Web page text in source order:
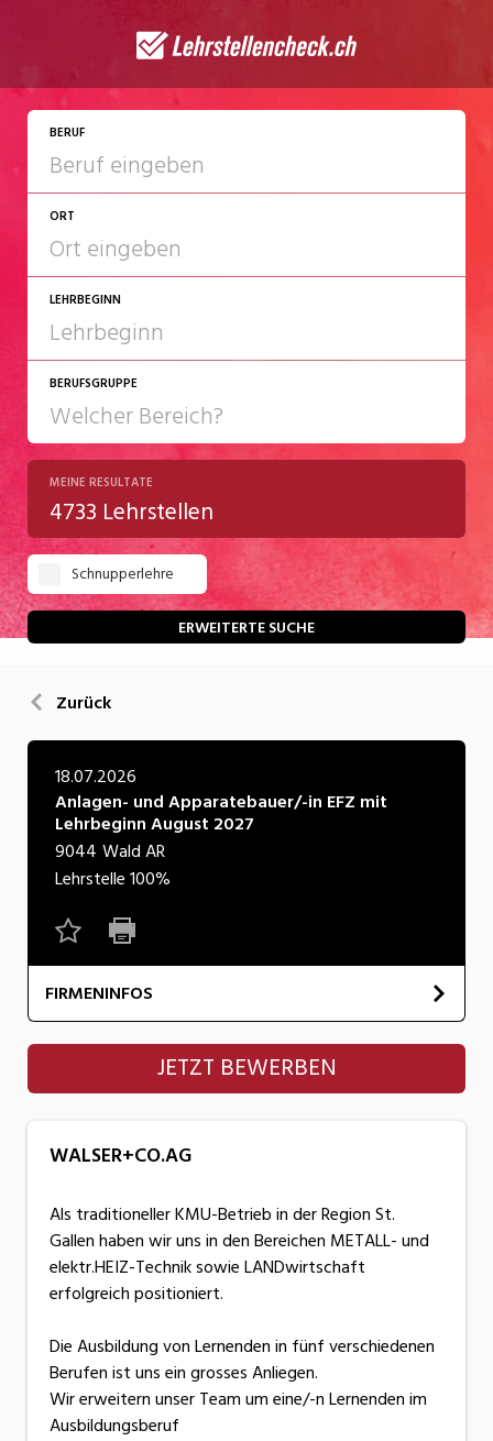
BERUF
ORT
LEHRBEGINN
2027
2028
BERUFSGRUPPE
Chemie/Pharma
Gastgewerbe
Gesundheit/Pflege/Soziales
Handwerk/Technik
Kultur
Natur
Verkehr/Logistik
Wirtschaft/Verwaltung
MEINE RESULTATE
4733 Lehrstellen
Schnupperlehre
ERWEITERTE SUCHE
Zurück
18.07.2026
Anlagen- und Apparatebauer/-in EFZ mit
Lehrbeginn August 2027
9044 Wald AR
Lehrstelle100%
FIRMENINFOS
WALSER+CO.AG
JETZT BEWERBEN
WALSER+CO.AG
Als traditioneller KMU-Betrieb in der Region St.
Gallen haben wir uns in den Bereichen METALL- und
elektr.HEIZ-Technik sowie LANDwirtschaft
erfolgreich positioniert.
Die Ausbildung von Lernenden in fünf verschiedenen
Berufen ist uns ein grosses Anliegen.
Wir erweitern unser Team um eine/-n Lernenden im
Ausbildungsberuf